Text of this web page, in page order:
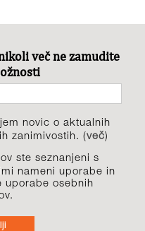
več ne zamudite
novic o aktualnih
zanimivostih. (več)
ste seznanjeni s
nameni uporabe in
uporabe osebnih